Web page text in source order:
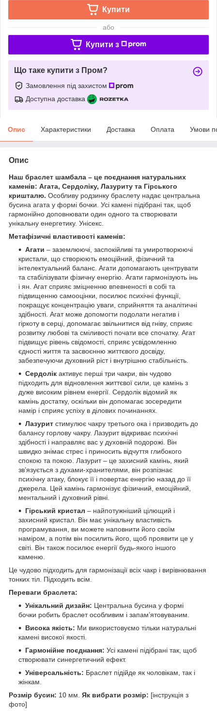
Купити
або
Купити з
Що таке купити з Пром?
Замовлення під захистом
Доступна доставка
Опис Характеристики Доставка Оплата Умови
Опис
Наш браслет шамбала – це поєднання натуральних
каменів: Агата, Сердоліку, Лазуриту та Гірського
кришталю. Особливу родзинку браслету надає центральна
бусина агата у формі бочки. Усі камені підібрані так, щоб
гармонійно доповнювати один одного та створювати
унікальну енергетику. Унісекс.
Метафізичні властивості каменів:
Агати – заземлюючі, заспокійливі та умиротворюючі
кристали, що створюють емоційний, фізичний та
інтелектуальний баланс. Агати допомагають центрувати
та стабілізувати фізичну енергію. Агати гармонізують інь
і ян. Агат сприяє зміцненню впевненості в собі та
підвищенню самооцінки, посилює психічні функції,
покращує концентрацію уваги, сприйняття та аналітичні
здібності. Агат може допомогти подолати негатив і
гіркоту в серці, допомагає звільнитися від гніву, сприяє
розвитку любові та сміливості почати все спочатку. Агат
підвищує рівень свідомості, сприяє усвідомленню
єдності життя та засвоєнню життєвого досвіду,
забезпечуючи духовний ріст і внутрішню стабільність.
Сердолік активує перші три чакри, він чудово
підходить для відновлення життєвої сили, це камінь з
дуже високим рівнем енергії. Сердолік відомий як
камінь достатку, оскільки він допомагає зосередити
намір і сприяє успіху в ділових починаннях.
Лазурит стимулює чакру третього ока і призводить до
балансу горлову чакру. Лазурит відкриває психічні
здібності і направляє вас у духовній подорожі. Він
швидко знімає стрес і приносить відчуття глибокого
спокою та покою. Лазурит – це захисний камінь, який
зв’язується з духами-хранителями, він розпізнає
психічну атаку, блокує її і повертає енергію назад до її
джерела. Цей камінь гармонізує фізичний, емоційний,
ментальний і духовний рівні.
Гірський кристал – найпотужніший цілющий і
захисний кристал. Він має унікальну властивість
програмування, ви можете наповнити його своїм
наміром, а потім він посилить його, щоб проявити це у
світі. Він також посилює енергії будь-якого іншого
каменю.
Це чудово підходить для гармонізації всіх чакр і вирівнювання
тонких тіл. Підходить всім.
Переваги браслета:
Унікальний дизайн: Центральна бусина у формі
бочки робить браслет особливим і запам’ятовуваним.
Висока якість: Ми використовуємо тільки натуральні
камені високої якості.
Гармонійне поєднання: Усі камені підібрані так, щоб
створювати синергетичний ефект.
Універсальність: Браслет підійде як чоловікам, так і
жінкам.
Розмір бусин: 10 мм. Як вибрати розмір: [інструкція з
фото]